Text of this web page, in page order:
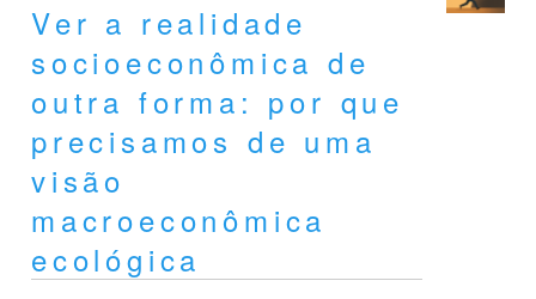
Ver a realidade
socioeconômica de
outra forma: por que
precisamos de uma
visão
macroeconômica
ecológica